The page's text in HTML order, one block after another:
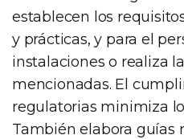
establecen los
y prácticas, y para el
instalaciones o realiza
mencionadas. El
regulatorias minimiza
También elabora guías